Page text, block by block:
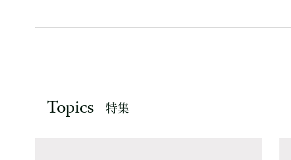
Topics 特集